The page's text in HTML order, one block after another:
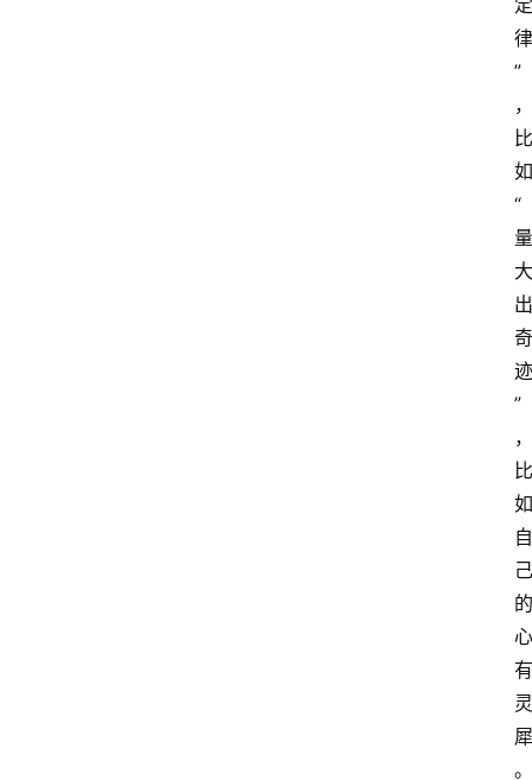
定
律
”
，
比
如
“
量
大
出
奇
迹
”
，
比
如
自
己
的
心
有
灵
犀
。